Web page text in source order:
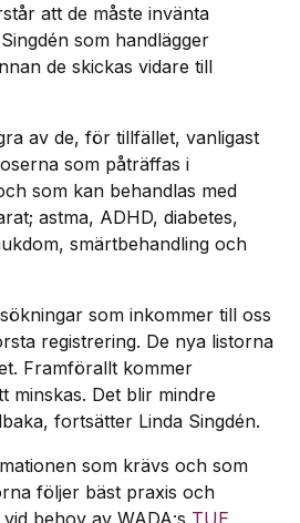
att de måste invänta
som handlägger
de skickas vidare till
av de, för tillfället, vanligast
som påträffas i
som kan behandlas med
astma, ADHD, diabetes,
smärtbehandling och
som inkommer till oss
registrering. De nya listorna
Framförallt kommer
minskas. Det blir mindre
fortsätter Linda Singdén.
som krävs och som
följer bäst praxis och